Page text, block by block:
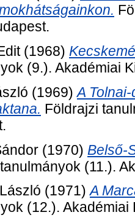
(1968)
(9.). Akadémiai
(1969)A
Földrajzi
(1970) Belső-
(11.).
(1971)A
(12.). Akadémiai